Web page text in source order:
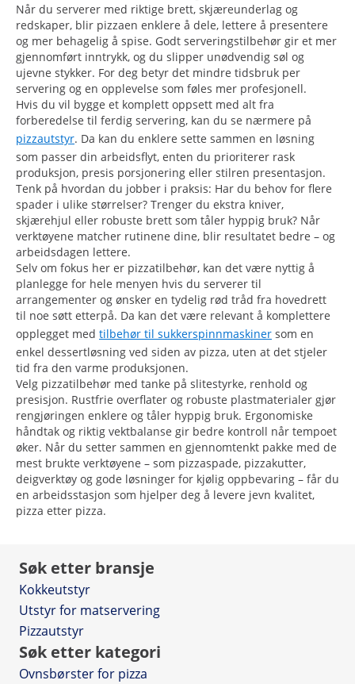
Når du serverer med riktige brett, skjæreunderlag og
redskaper, blir pizzaen enklere å dele, lettere å presentere
og mer behagelig å spise. Godt serveringstilbehør gir et mer
gjennomført inntrykk, og du slipper unødvendig søl og
ujevne stykker. For deg betyr det mindre tidsbruk per
servering og en opplevelse som føles mer profesjonell.
Hvis du vil bygge et komplett oppsett med alt fra
forberedelse til ferdig servering, kan du se nærmere på
pizzautstyr. Da kan du enklere sette sammen en løsning
som passer din arbeidsflyt, enten du prioriterer rask
produksjon, presis porsjonering eller stilren presentasjon.
Tenk på hvordan du jobber i praksis: Har du behov for flere
spader i ulike størrelser? Trenger du ekstra kniver,
skjærehjul eller robuste brett som tåler hyppig bruk? Når
verktøyene matcher rutinene dine, blir resultatet bedre – og
arbeidsdagen lettere.
Selv om fokus her er pizzatilbehør, kan det være nyttig å
planlegge for hele menyen hvis du serverer til
arrangementer og ønsker en tydelig rød tråd fra hovedrett
til noe søtt etterpå. Da kan det være relevant å komplettere
opplegget med tilbehør til sukkerspinnmaskiner som en
enkel dessertløsning ved siden av pizza, uten at det stjeler
tid fra den varme produksjonen.
Velg pizzatilbehør med tanke på slitestyrke, renhold og
presisjon. Rustfrie overflater og robuste plastmaterialer gjør
rengjøringen enklere og tåler hyppig bruk. Ergonomiske
håndtak og riktig vektbalanse gir bedre kontroll når tempoet
øker. Når du setter sammen en gjennomtenkt pakke med de
mest brukte verktøyene – som pizzaspade, pizzakutter,
deigverktøy og gode løsninger for kjølig oppbevaring – får du
en arbeidsstasjon som hjelper deg å levere jevn kvalitet,
pizza etter pizza.
Søk etter bransje
Kokkeutstyr
Utstyr for matservering
Pizzautstyr
Søk etter kategori
Ovnsbørster for pizza